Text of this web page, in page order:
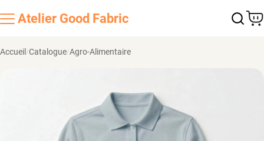
Atelier Good Fabric
Accueil /Catalogue/Agro-Alimentaire